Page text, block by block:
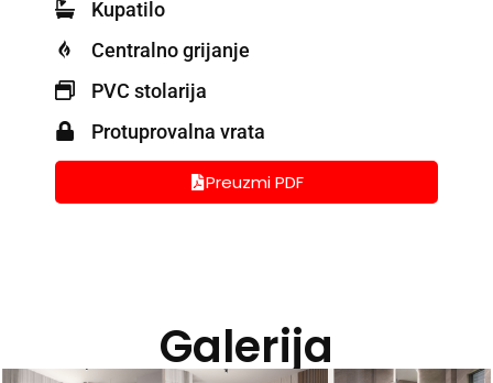
Kupatilo
Centralno grijanje
PVC stolarija
Protuprovalna vrata
Preuzmi PDF
Galerija